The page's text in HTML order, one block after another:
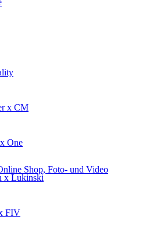
x CM
One
x Lukinski
FIV
Shop, Foto- und Video